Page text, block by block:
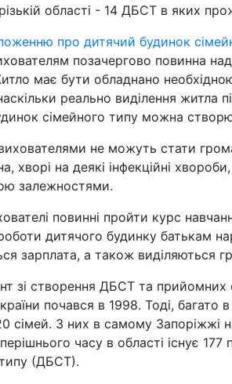
області - 14 ДБСТ в яких
про дитячий будинок
позачергово повинна
має бути обладнано
реально виділення
сімейного типу можна
не можуть стати
хворі на деякі інфекційні
залежностями.
повинні пройти курс
дитячого будинку батькам
зарплата, а також виділяються
зі створення ДБСТ та прийомних
почався в 1998. Тоді, багато
сімей. З них в самому Запоріжжі
часу в області існує
(ДБСТ).